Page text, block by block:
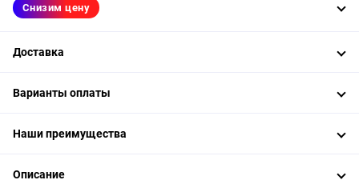
Снизим цену
Доставка
Варианты оплаты
Наши преимущества
Описание